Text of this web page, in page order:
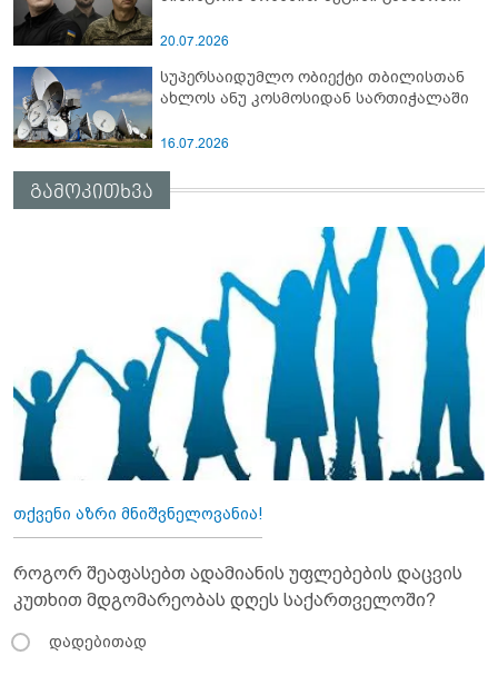
20.07.2026
სუპერსაიდუმლო ობიექტი თბილისთან
ახლოს ანუ კოსმოსიდან სართიჭალაში
16.07.2026
გამოკითხვა
თქვენი აზრი მნიშვნელოვანია!
როგორ შეაფასებთ ადამიანის უფლებების დაცვის
კუთხით მდგომარეობას დღეს საქართველოში?
დადებითად